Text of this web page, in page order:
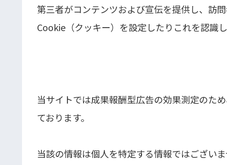
第三者がコンテンツおよび宣伝を提供し、訪
Cookie（クッキー）を設定したりこれを認識
当サイトでは成果報酬型広告の効果測定のた
ております。
当該の情報は個人を特定する情報ではござい